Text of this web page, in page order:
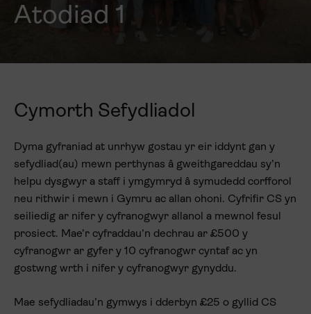
Atodiad 1
Cymorth Sefydliadol
Dyma gyfraniad at unrhyw gostau yr eir iddynt gan y
sefydliad(au) mewn perthynas â gweithgareddau sy’n
helpu dysgwyr a staff i ymgymryd â symudedd corfforol
neu rithwir i mewn i Gymru ac allan ohoni. Cyfrifir CS yn
seiliedig ar nifer y cyfranogwyr allanol a mewnol fesul
prosiect. Mae’r cyfraddau’n dechrau ar £500 y
cyfranogwr ar gyfer y 10 cyfranogwr cyntaf ac yn
gostwng wrth i nifer y cyfranogwyr gynyddu.
Mae sefydliadau’n gymwys i dderbyn £25 o gyllid CS